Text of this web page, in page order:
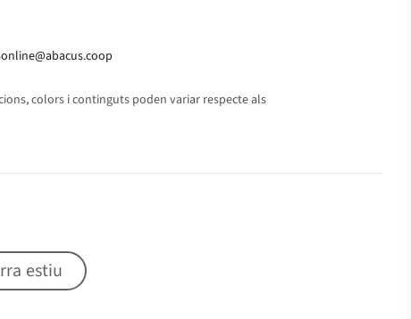
colors i continguts poden variar respecte als
estiu